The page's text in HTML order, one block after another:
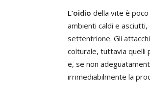
L’oidio della vite è
ambienti caldi e
settentrione. Gli
colturale, tuttavia quelli
e, se non
irrimediabilmente la